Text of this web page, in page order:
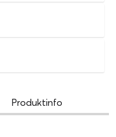
Produktinfo